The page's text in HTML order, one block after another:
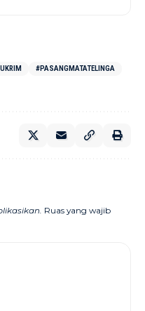
#PASANGMATATELINGA
Ruas yang wajib